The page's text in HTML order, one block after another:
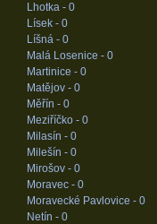
Lhotka - 0
Lísek - 0
Líšná - 0
Malá Losenice - 0
Martinice - 0
Matějov - 0
Měřín - 0
Meziříčko - 0
Milasín - 0
Milešín - 0
Mirošov - 0
Moravec - 0
Moravecké Pavlovice - 0
Netín - 0